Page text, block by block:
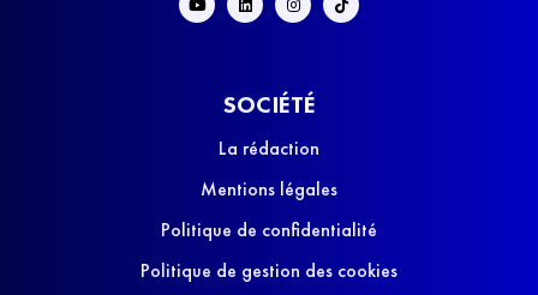
SOCIÉTÉ
La rédaction
Mentions légales
Politique de confidentialité
Politique de gestion des cookies